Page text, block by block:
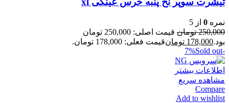
نمره 0 از 5
250,000 تومان
قیمت اصلی: 250,000 تومان
بود.178,000 تومانقیمت فعلی: 178,000 تومان.
-7%
Sold out
اطلاعات بیشتر
مشاهده سریع
Compare
Add to wishlist